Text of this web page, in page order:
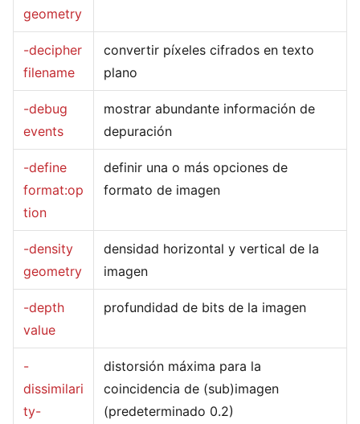
geometry
-decipher
filename
convertir píxeles cifrados en texto
plano
-debug
events
mostrar abundante información de
depuración
-define
format:op
tion
definir una o más opciones de
formato de imagen
-density
geometry
densidad horizontal y vertical de la
imagen
-depth
value
profundidad de bits de la imagen
-
dissimilari
ty-
distorsión máxima para la
coincidencia de (sub)imagen
(predeterminado 0.2)